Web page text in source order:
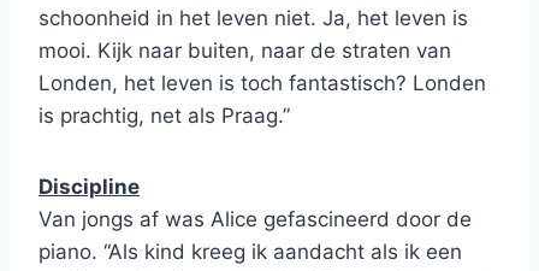
schoonheid in het leven niet. Ja, het leven is
mooi. Kijk naar buiten, naar de straten van
Londen, het leven is toch fantastisch? Londen
is prachtig, net als Praag.”
Discipline
Van jongs af was Alice gefascineerd door de
piano. “Als kind kreeg ik aandacht als ik een